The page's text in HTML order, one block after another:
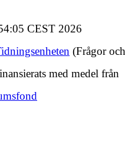
CEST 2026
(Frågor
med medel från